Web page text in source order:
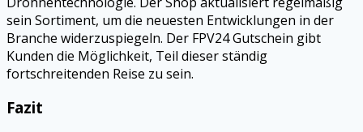
sein Sortiment, um die neuesten Entwicklungen in der
Branche widerzuspiegeln. Der FPV24 Gutschein gibt
Kunden die Möglichkeit, Teil dieser ständig
fortschreitenden Reise zu sein.
Fazit